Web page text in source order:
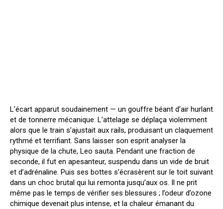
L’écart apparut soudainement — un gouffre béant d’air hurlant
et de tonnerre mécanique. L’attelage se déplaça violemment
alors que le train s’ajustait aux rails, produisant un claquement
rythmé et terrifiant. Sans laisser son esprit analyser la
physique de la chute, Leo sauta. Pendant une fraction de
seconde, il fut en apesanteur, suspendu dans un vide de bruit
et d’adrénaline. Puis ses bottes s’écrasèrent sur le toit suivant
dans un choc brutal qui lui remonta jusqu’aux os. Il ne prit
même pas le temps de vérifier ses blessures ; l’odeur d’ozone
chimique devenait plus intense, et la chaleur émanant du